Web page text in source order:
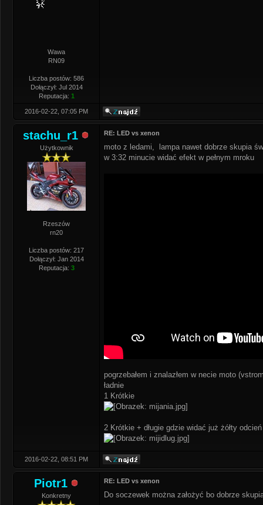
Wawa
RN09
Liczba postów: 586
Dołączył: Jul 2014
Reputacja: 1
2016-02-22, 07:05 PM
stachu_r1
Użytkownik
Rzeszów
rn20
Liczba postów: 217
Dołączył: Jan 2014
Reputacja: 3
RE: LED vs xenon
moto z ledami, lampa nawet dobrze skupia
w 3:32 minucie widać efekt w pełnym mroku
pogrzebałem i znalazłem w necie moto
ładnie
1 Krótkie
2 Krótkie + długie gdzie widać już żółty
2016-02-22, 08:51 PM
Piotr1
Konkretny
RE: LED vs xenon
Do soczewek można założyć bo dobrze